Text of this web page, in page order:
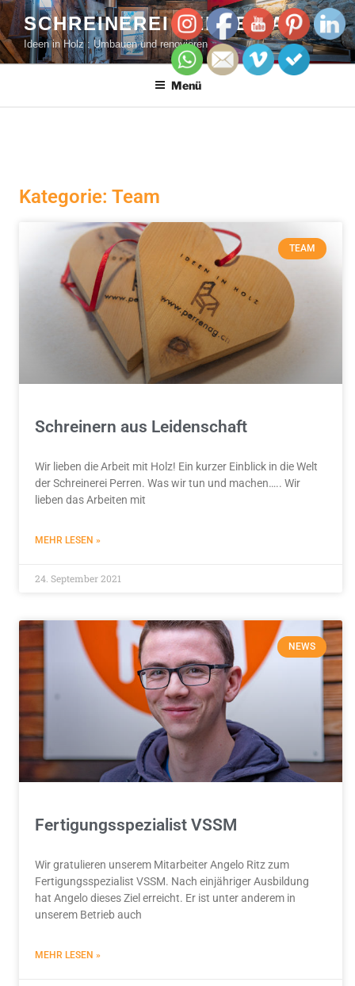
SCHREINEREI PERREN AG
Ideen in Holz : Umbauen und renovieren
Menü
Kategorie: Team
TEAM
Schreinern aus Leidenschaft
Wir lieben die Arbeit mit Holz! Ein kurzer Einblick in die Welt
der Schreinerei Perren. Was wir tun und machen….. Wir
lieben das Arbeiten mit
MEHR LESEN »
24. September 2021
NEWS
Fertigungsspezialist VSSM
Wir gratulieren unserem Mitarbeiter Angelo Ritz zum
Fertigungsspezialist VSSM. Nach einjähriger Ausbildung
hat Angelo dieses Ziel erreicht. Er ist unter anderem in
unserem Betrieb auch
MEHR LESEN »